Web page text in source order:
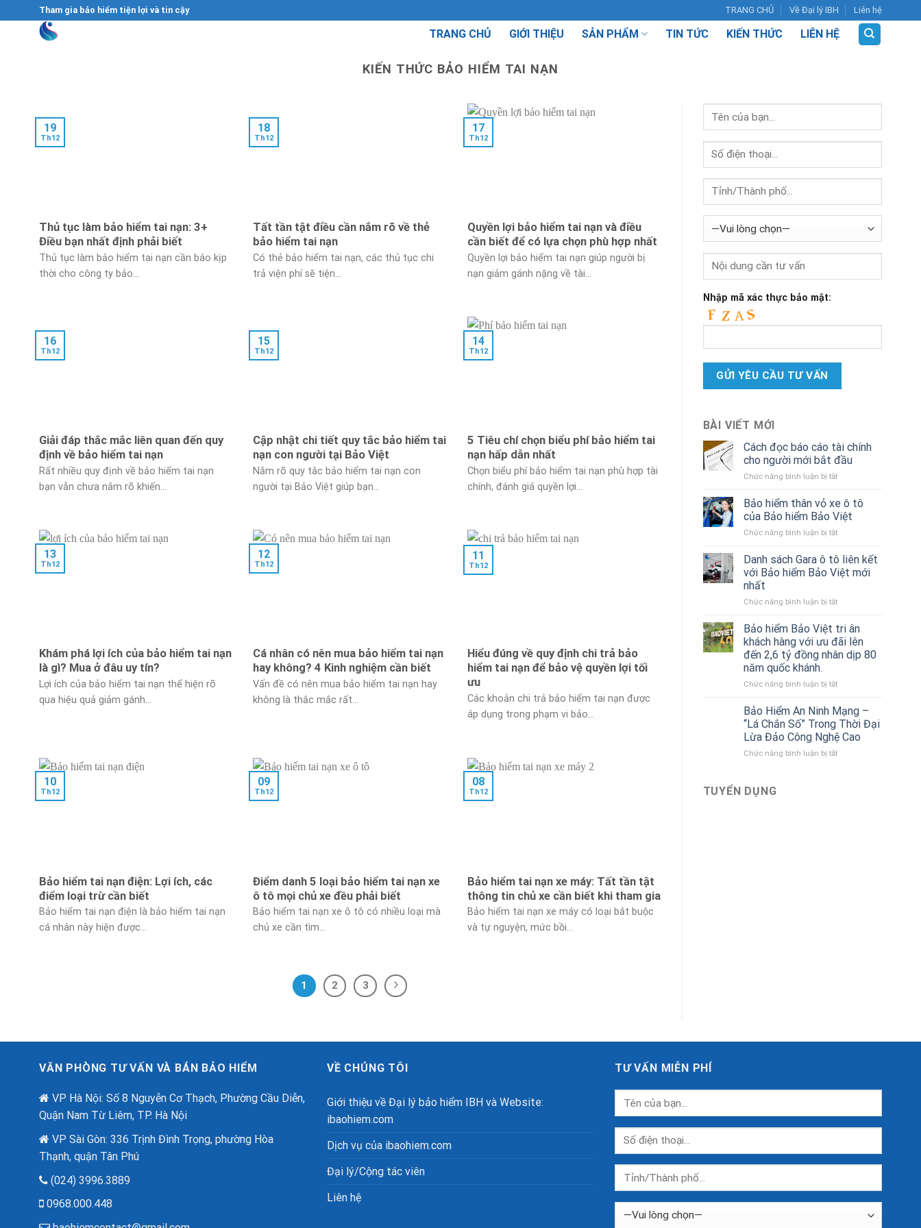
to
Tham gia bảo hiểm tiện lợi và tin cậy TRANG CHỦ Về Đại lý IBH Liên hệ
TRANG CHỦ GIỚI THIỆU SẢN PHẨM TIN TỨC KIẾN THỨC LIÊN HỆ
KIẾN THỨC BẢO HIỂM TAI NẠN
Thủ tục làm bảo hiểm tai nạn: 3+
Điều bạn nhất định phải biết
Thủ tục làm bảo hiểm tai nạn cần báo kịp
thời cho công ty bảo...
19
Th12
Tất tần tật điều cần nắm rõ về thẻ
bảo hiểm tai nạn
Có thẻ bảo hiểm tai nạn, các thủ tục chi
trả viện phí sẽ tiện...
18
Th12
Quyền lợi bảo hiểm tai nạn và điều
cần biết để có lựa chọn phù hợp nhất
Quyền lợi bảo hiểm tai nạn giúp người bị
nạn giảm gánh nặng về tài...
17
Th12
Giải đáp thắc mắc liên quan đến quy
định về bảo hiểm tai nạn
Rất nhiều quy định về bảo hiểm tai nạn
bạn vẫn chưa nắm rõ khiến...
16
Th12
Cập nhật chi tiết quy tắc bảo hiểm tai
nạn con người tại Bảo Việt
Nắm rõ quy tắc bảo hiểm tai nạn con
người tại Bảo Việt giúp bạn...
15
Th12
5 Tiêu chí chọn biểu phí bảo hiểm tai
nạn hấp dẫn nhất
Chọn biểu phí bảo hiểm tai nạn phù hợp tài
chính, đánh giá quyền lợi...
14
Th12
Khám phá lợi ích của bảo hiểm tai nạn
là gì? Mua ở đâu uy tín?
Lợi ích của bảo hiểm tai nạn thể hiện rõ
qua hiệu quả giảm gánh...
13
Th12
Cá nhân có nên mua bảo hiểm tai nạn
hay không? 4 Kinh nghiệm cần biết
Vấn đề có nên mua bảo hiểm tai nạn hay
không là thắc mắc rất...
12
Th12
Hiểu đúng về quy định chi trả bảo
hiểm tai nạn để bảo vệ quyền lợi tối
ưu
Các khoản chi trả bảo hiểm tai nạn được
áp dụng trong phạm vi bảo...
11
Th12
Bảo hiểm tai nạn điện: Lợi ích, các
điểm loại trừ cần biết
Bảo hiểm tai nạn điện là bảo hiểm tai nạn
cá nhân này hiện được...
10
Th12
Điểm danh 5 loại bảo hiểm tai nạn xe
ô tô mọi chủ xe đều phải biết
Bảo hiểm tai nạn xe ô tô có nhiều loại mà
chủ xe cần tìm...
09
Th12
Bảo hiểm tai nạn xe máy: Tất tần tật
thông tin chủ xe cần biết khi tham gia
Bảo hiểm tai nạn xe máy có loại bắt buộc
và tự nguyện, mức bồi...
08
Th12
1 2 3
Nhập mã xác thực bảo mật:
BÀI VIẾT MỚI
Cách đọc báo cáo tài chính
cho người mới bắt đầu
Chức năng bình luận bị tắtở
đọc
báo
cáo
tài
cho
người
mới
đầu
Bảo hiểm thân vỏ xe ô tô
của Bảo hiểm Bảo Việt
Chức năng bình luận bị tắtở
hiểm
thân
vỏ
ô
của
Bảo
hiểm
Bảo
Danh sách Gara ô tô liên kết
với Bảo hiểm Bảo Việt mới
nhất
Chức năng bình luận bị tắtở
sách
Gara
ô
tô
kết
Bảo
hiểm
Bảo
Việt
mới
Bảo hiểm Bảo Việt tri ân
khách hàng với ưu đãi lên
đến 2,6 tỷ đồng nhân dịp 80
năm quốc khánh.
Chức năng bình luận bị tắtở
hiểm
Bảo
Việt
tri
ân
Bảo Hiểm An Ninh Mạng –
“Lá Chắn Số” Trong Thời Đại
Lừa Đảo Công Nghệ Cao
Chức năng bình luận bị tắtở
TUYỂN DỤNG
VĂN PHÒNG TƯ VẤN VÀ BÁN BẢO HIỂM
VP Hà Nội: Số 8 Nguyễn Cơ Thạch, Phường Cầu Diễn,
Quận Nam Từ Liêm, TP. Hà Nội
VP Sài Gòn: 336 Trịnh Đình Trọng, phường Hòa
Thạnh, quận Tân Phú
(024) 3996.3889
0968.000.448
VỀ CHÚNG TÔI
Giới thiệu về Đại lý bảo hiểm IBH và Website:
ibaohiem.com
Dịch vụ của ibaohiem.com
Đại lý/Cộng tác viên
Liên hệ
TƯ VẤN MIỄN PHÍ